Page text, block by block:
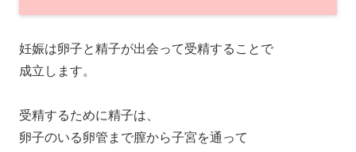
妊娠は卵子と精子が出会って受精することで
成立します。
受精するために精子は、
卵子のいる卵管まで膣から子宮を通って